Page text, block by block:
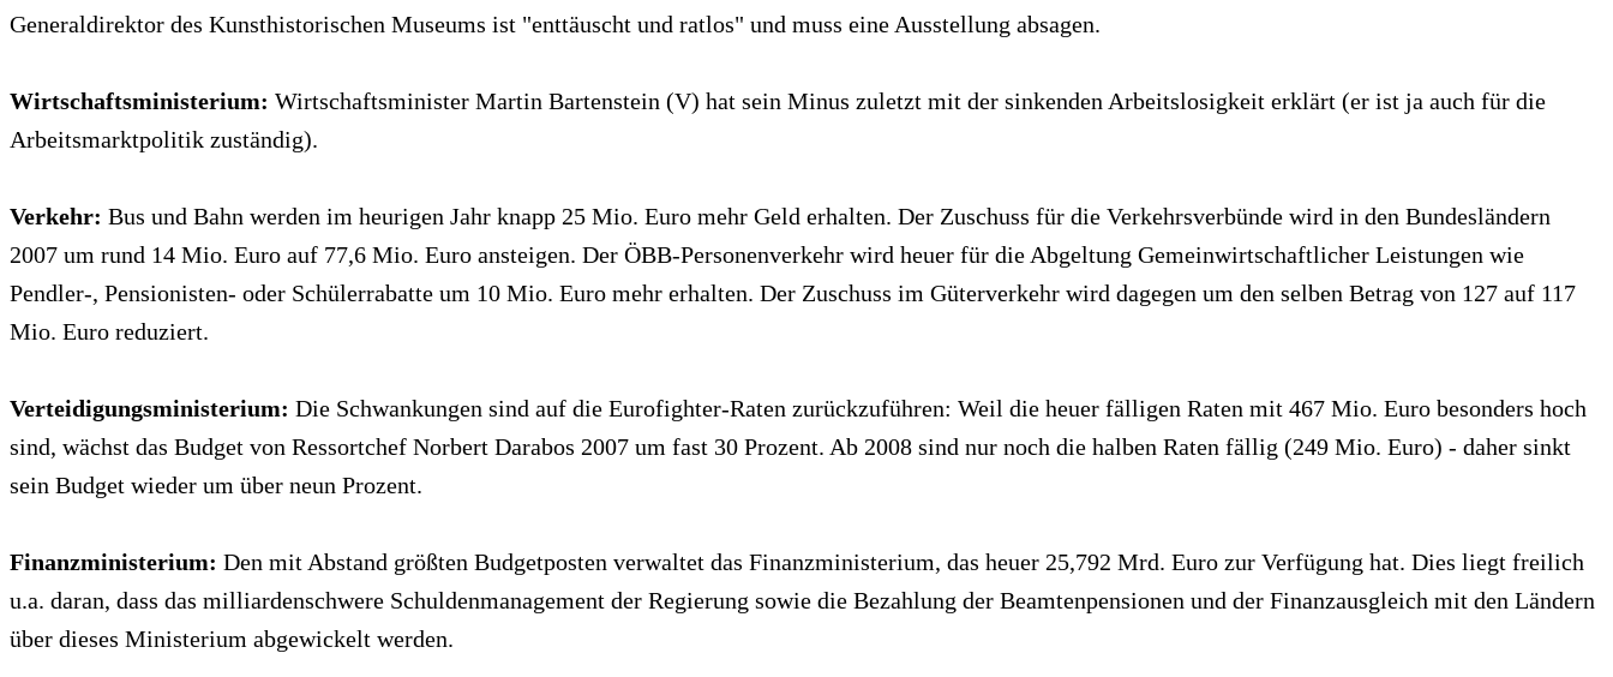
Generaldirektor des Kunsthistorischen Museums ist "enttäuscht und ratlos" und muss eine Ausstellung absagen.
Wirtschaftsministerium: Wirtschaftsminister Martin Bartenstein (V) hat sein Minus zuletzt mit der sinkenden Arbeitslosigkeit erklärt (er ist ja auch für die
Arbeitsmarktpolitik zuständig).
Verkehr: Bus und Bahn werden im heurigen Jahr knapp 25 Mio. Euro mehr Geld erhalten. Der Zuschuss für die Verkehrsverbünde wird in den Bundesländern
2007 um rund 14 Mio. Euro auf 77,6 Mio. Euro ansteigen. Der ÖBB-Personenverkehr wird heuer für die Abgeltung Gemeinwirtschaftlicher Leistungen wie
Pendler-, Pensionisten- oder Schülerrabatte um 10 Mio. Euro mehr erhalten. Der Zuschuss im Güterverkehr wird dagegen um den selben Betrag von 127 auf 117
Mio. Euro reduziert.
Verteidigungsministerium: Die Schwankungen sind auf die Eurofighter-Raten zurückzuführen: Weil die heuer fälligen Raten mit 467 Mio. Euro besonders hoch
sind, wächst das Budget von Ressortchef Norbert Darabos 2007 um fast 30 Prozent. Ab 2008 sind nur noch die halben Raten fällig (249 Mio. Euro) - daher sinkt
sein Budget wieder um über neun Prozent.
Finanzministerium: Den mit Abstand größten Budgetposten verwaltet das Finanzministerium, das heuer 25,792 Mrd. Euro zur Verfügung hat. Dies liegt freilich
u.a. daran, dass das milliardenschwere Schuldenmanagement der Regierung sowie die Bezahlung der Beamtenpensionen und der Finanzausgleich mit den Ländern
über dieses Ministerium abgewickelt werden.